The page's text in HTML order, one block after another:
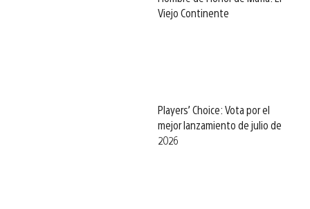
Viejo Continente
Players’ Choice: Vota por el
mejor lanzamiento de julio de
2026